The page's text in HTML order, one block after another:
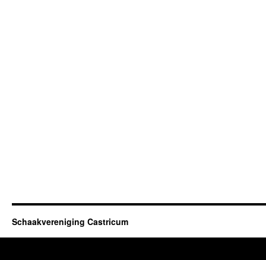
Schaakvereniging Castricum